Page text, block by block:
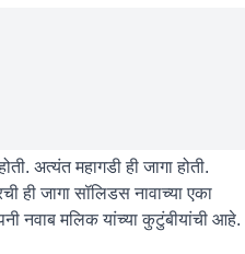
अत्यंत महागडी ही जागा होती.
ही जागा सॉलिडस नावाच्या एका
नवाब मलिक यांच्या कुटुंबीयांची आहे.